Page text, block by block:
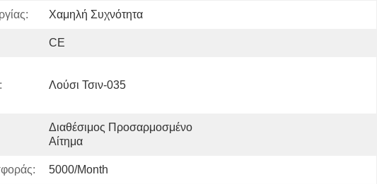
Χαμηλή Συχνότητα
CE
Λούσι Τσιν-035
Διαθέσιμος Προσαρμοσμένο
Αίτημα
5000/month